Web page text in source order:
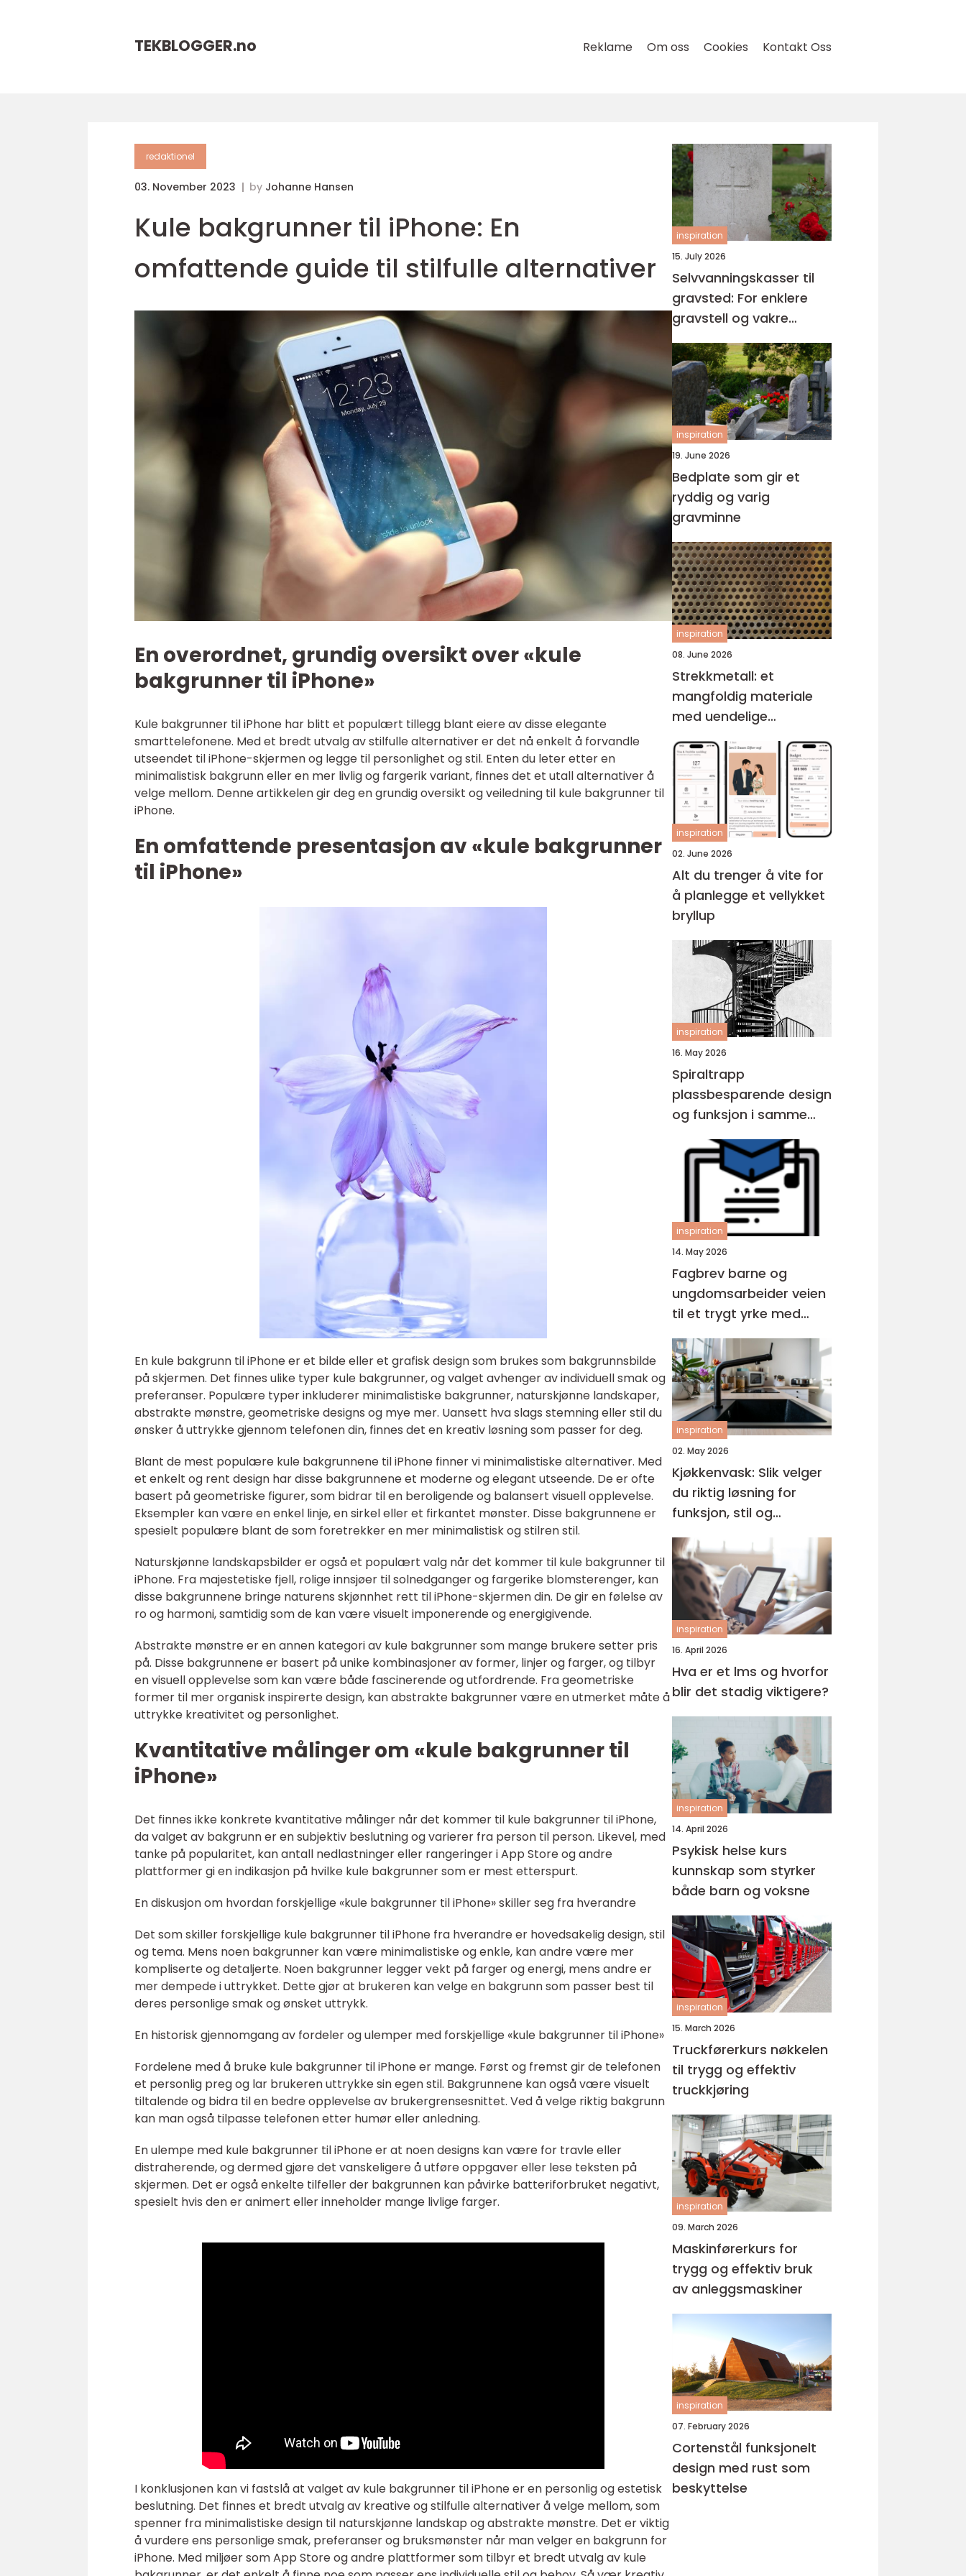
TEKBLOGGER.no Reklame Om oss Cookies Kontakt Oss
redaktionel
03. November 2023 by Johanne Hansen
Kule bakgrunner til iPhone: En
omfattende guide til stilfulle alternativer
En overordnet, grundig oversikt over «kule
bakgrunner til iPhone»
Kule bakgrunner til iPhone har blitt et populært tillegg blant eiere av disse elegante
smarttelefonene. Med et bredt utvalg av stilfulle alternativer er det nå enkelt å forvandle
utseendet til iPhone-skjermen og legge til personlighet og stil. Enten du leter etter en
minimalistisk bakgrunn eller en mer livlig og fargerik variant, finnes det et utall alternativer å
velge mellom. Denne artikkelen gir deg en grundig oversikt og veiledning til kule bakgrunner til
iPhone.
En omfattende presentasjon av «kule bakgrunner
til iPhone»
En kule bakgrunn til iPhone er et bilde eller et grafisk design som brukes som bakgrunnsbilde
på skjermen. Det finnes ulike typer kule bakgrunner, og valget avhenger av individuell smak og
preferanser. Populære typer inkluderer minimalistiske bakgrunner, naturskjønne landskaper,
abstrakte mønstre, geometriske designs og mye mer. Uansett hva slags stemning eller stil du
ønsker å uttrykke gjennom telefonen din, finnes det en kreativ løsning som passer for deg.
Blant de mest populære kule bakgrunnene til iPhone finner vi minimalistiske alternativer. Med
et enkelt og rent design har disse bakgrunnene et moderne og elegant utseende. De er ofte
basert på geometriske figurer, som bidrar til en beroligende og balansert visuell opplevelse.
Eksempler kan være en enkel linje, en sirkel eller et firkantet mønster. Disse bakgrunnene er
spesielt populære blant de som foretrekker en mer minimalistisk og stilren stil.
Naturskjønne landskapsbilder er også et populært valg når det kommer til kule bakgrunner til
iPhone. Fra majestetiske fjell, rolige innsjøer til solnedganger og fargerike blomsterenger, kan
disse bakgrunnene bringe naturens skjønnhet rett til iPhone-skjermen din. De gir en følelse av
ro og harmoni, samtidig som de kan være visuelt imponerende og energigivende.
Abstrakte mønstre er en annen kategori av kule bakgrunner som mange brukere setter pris
på. Disse bakgrunnene er basert på unike kombinasjoner av former, linjer og farger, og tilbyr
en visuell opplevelse som kan være både fascinerende og utfordrende. Fra geometriske
former til mer organisk inspirerte design, kan abstrakte bakgrunner være en utmerket måte å
uttrykke kreativitet og personlighet.
Kvantitative målinger om «kule bakgrunner til
iPhone»
Det finnes ikke konkrete kvantitative målinger når det kommer til kule bakgrunner til iPhone,
da valget av bakgrunn er en subjektiv beslutning og varierer fra person til person. Likevel, med
tanke på popularitet, kan antall nedlastninger eller rangeringer i App Store og andre
plattformer gi en indikasjon på hvilke kule bakgrunner som er mest etterspurt.
En diskusjon om hvordan forskjellige «kule bakgrunner til iPhone» skiller seg fra hverandre
Det som skiller forskjellige kule bakgrunner til iPhone fra hverandre er hovedsakelig design, stil
og tema. Mens noen bakgrunner kan være minimalistiske og enkle, kan andre være mer
kompliserte og detaljerte. Noen bakgrunner legger vekt på farger og energi, mens andre er
mer dempede i uttrykket. Dette gjør at brukeren kan velge en bakgrunn som passer best til
deres personlige smak og ønsket uttrykk.
En historisk gjennomgang av fordeler og ulemper med forskjellige «kule bakgrunner til iPhone»
Fordelene med å bruke kule bakgrunner til iPhone er mange. Først og fremst gir de telefonen
et personlig preg og lar brukeren uttrykke sin egen stil. Bakgrunnene kan også være visuelt
tiltalende og bidra til en bedre opplevelse av brukergrensesnittet. Ved å velge riktig bakgrunn
kan man også tilpasse telefonen etter humør eller anledning.
En ulempe med kule bakgrunner til iPhone er at noen designs kan være for travle eller
distraherende, og dermed gjøre det vanskeligere å utføre oppgaver eller lese teksten på
skjermen. Det er også enkelte tilfeller der bakgrunnen kan påvirke batteriforbruket negativt,
spesielt hvis den er animert eller inneholder mange livlige farger.
I konklusjonen kan vi fastslå at valget av kule bakgrunner til iPhone er en personlig og estetisk
beslutning. Det finnes et bredt utvalg av kreative og stilfulle alternativer å velge mellom, som
spenner fra minimalistiske design til naturskjønne landskap og abstrakte mønstre. Det er viktig
å vurdere ens personlige smak, preferanser og bruksmønster når man velger en bakgrunn for
iPhone. Med miljøer som App Store og andre plattformer som tilbyr et bredt utvalg av kule
inspiration
15. July 2026
Selvvanningskasser til
gravsted: For enklere
gravstell og vakre
minnesteder
inspiration
19. June 2026
Bedplate som gir et
ryddig og varig
gravminne
inspiration
08. June 2026
Strekkmetall: et
mangfoldig materiale
med uendelige
muligheter
inspiration
02. June 2026
Alt du trenger å vite for
å planlegge et vellykket
bryllup
inspiration
16. May 2026
Spiraltrapp
plassbesparende design
og funksjon i samme
løsning
inspiration
14. May 2026
Fagbrev barne og
ungdomsarbeider veien
til et trygt yrke med
mening
inspiration
02. May 2026
Kjøkkenvask: Slik velger
du riktig løsning for
funksjon, stil og
holdbarhet
inspiration
16. April 2026
Hva er et lms og hvorfor
blir det stadig viktigere?
inspiration
14. April 2026
Psykisk helse kurs
kunnskap som styrker
både barn og voksne
inspiration
15. March 2026
Truckførerkurs nøkkelen
til trygg og effektiv
truckkjøring
inspiration
09. March 2026
Maskinførerkurs for
trygg og effektiv bruk
av anleggsmaskiner
inspiration
07. February 2026
Cortenstål funksjonelt
design med rust som
beskyttelse